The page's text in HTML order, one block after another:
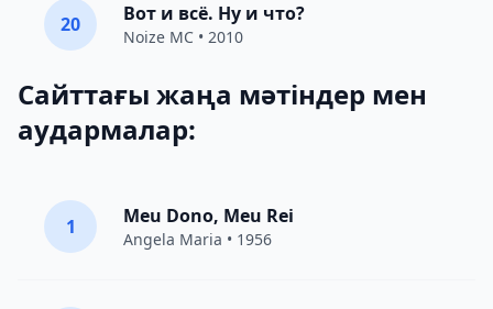
20 Вот и всё. Ну и что?
Noize MC • 2010
Сайттағы жаңа мәтіндер мен
аудармалар:
1 Meu Dono, Meu Rei
Angela Maria • 1956